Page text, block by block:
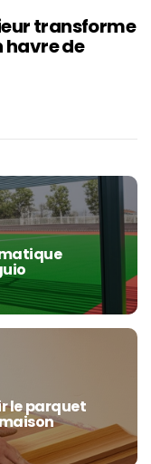
transforme
havre de
le parquet